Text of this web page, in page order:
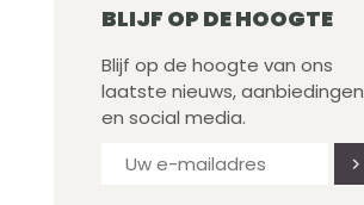
BLIJF OP DE HOOGTE
Blijf op de hoogte van ons
laatste nieuws, aanbiedingen
en social media.